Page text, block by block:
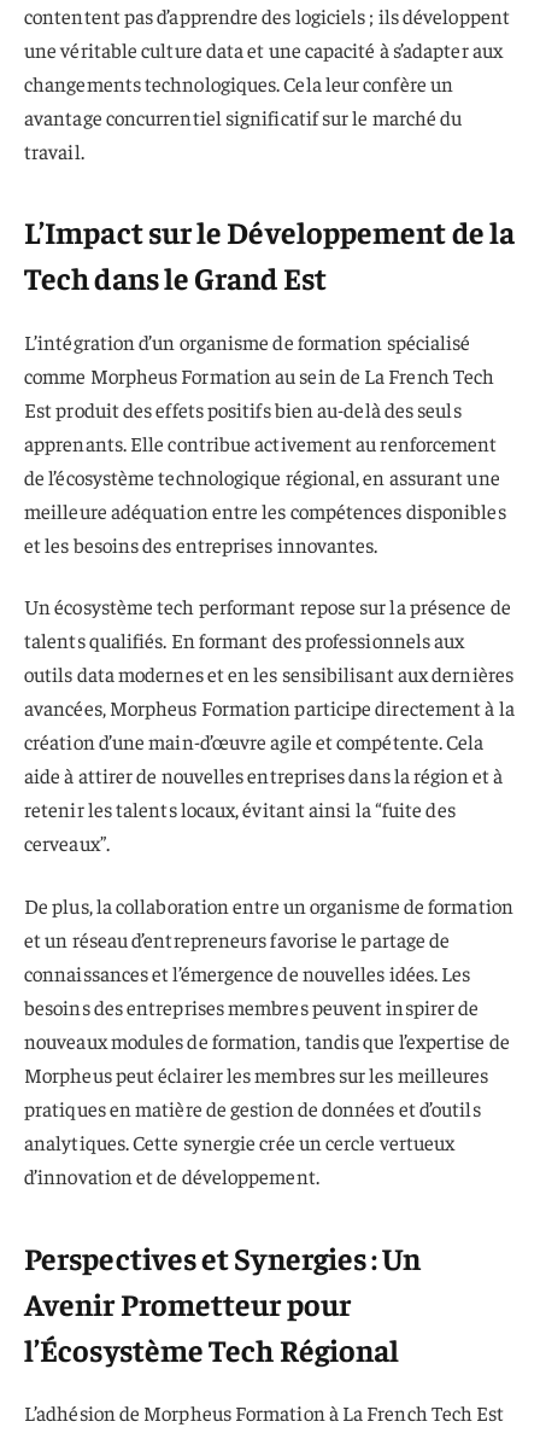
contentent pas d’apprendre des logiciels ; ils développent
une véritable culture data et une capacité à s’adapter aux
changements technologiques. Cela leur confère un
avantage concurrentiel significatif sur le marché du
travail.
L’Impact sur le Développement de la
Tech dans le Grand Est
L’intégration d’un organisme de formation spécialisé
comme Morpheus Formation au sein de La French Tech
Est produit des effets positifs bien au-delà des seuls
apprenants. Elle contribue activement au renforcement
de l’écosystème technologique régional, en assurant une
meilleure adéquation entre les compétences disponibles
et les besoins des entreprises innovantes.
Un écosystème tech performant repose sur la présence de
talents qualifiés. En formant des professionnels aux
outils data modernes et en les sensibilisant aux dernières
avancées, Morpheus Formation participe directement à la
création d’une main-d’œuvre agile et compétente. Cela
aide à attirer de nouvelles entreprises dans la région et à
retenir les talents locaux, évitant ainsi la “fuite des
cerveaux”.
De plus, la collaboration entre un organisme de formation
et un réseau d’entrepreneurs favorise le partage de
connaissances et l’émergence de nouvelles idées. Les
besoins des entreprises membres peuvent inspirer de
nouveaux modules de formation, tandis que l’expertise de
Morpheus peut éclairer les membres sur les meilleures
pratiques en matière de gestion de données et d’outils
analytiques. Cette synergie crée un cercle vertueux
d’innovation et de développement.
Perspectives et Synergies : Un
Avenir Prometteur pour
l’Écosystème Tech Régional
L’adhésion de Morpheus Formation à La French Tech Est